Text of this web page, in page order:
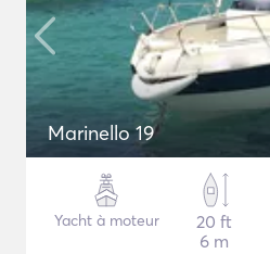
Marinello 19
Yacht à moteur
20 ft
6 m